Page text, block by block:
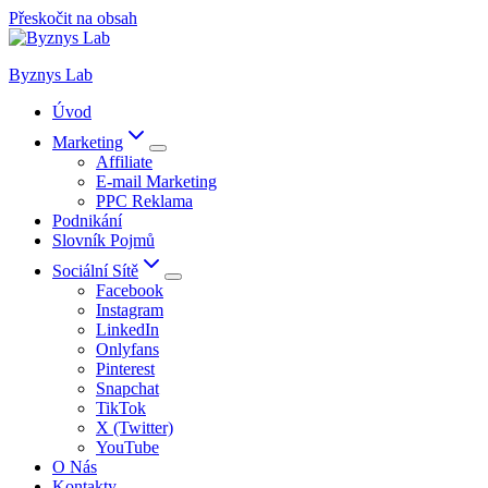
Přeskočit na obsah
Byznys Lab
Úvod
Marketing
Affiliate
E-mail Marketing
PPC Reklama
Podnikání
Slovník Pojmů
Sociální Sítě
Facebook
Instagram
LinkedIn
Onlyfans
Pinterest
Snapchat
TikTok
X (Twitter)
YouTube
O Nás